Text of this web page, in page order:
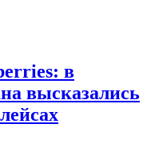
в
высказались